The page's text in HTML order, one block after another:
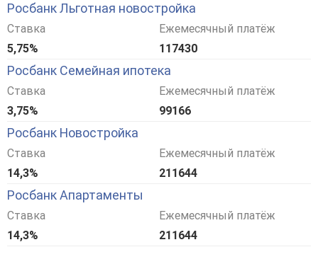
Росбанк Льготная новостройка
Ставка
5,75%
Ежемесячный платёж
117430
Росбанк Семейная ипотека
Ставка
3,75%
Ежемесячный платёж
99166
Росбанк Новостройка
Ставка
14,3%
Ежемесячный платёж
211644
Росбанк Апартаменты
Ставка
14,3%
Ежемесячный платёж
211644